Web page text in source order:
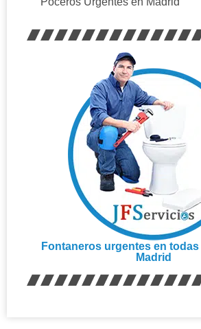
Fontaneros urgentes en
Madrid